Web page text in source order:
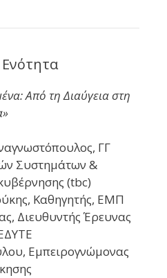
Από τη Διαύγεια στη
ΓΓ
Συστημάτων &
(tbc)
Καθηγητής, ΕΜΠ
Διευθυντής Έρευνας
Εμπειρογνώμονας